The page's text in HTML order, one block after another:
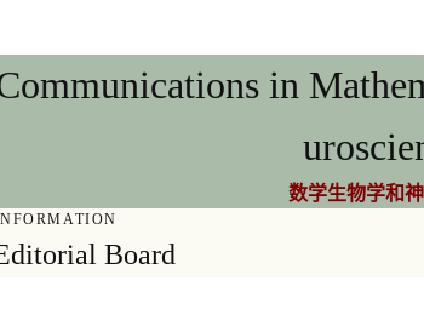
in
数学生物学和
Board